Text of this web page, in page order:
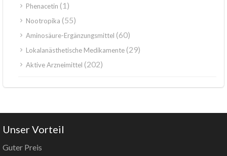
Phenacetin (1)
Nootropika (55)
Aminosäure-Ergänzungsmittel (60)
Lokalanästhetische Medikamente(29)
Aktive Arzneimittel (202)
Unser Vorteil
Guter Preis